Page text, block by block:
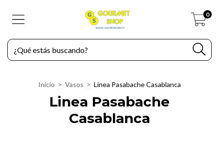
0
Inicio > Vasos > Linea Pasabache Casablanca
Linea Pasabache
Casablanca